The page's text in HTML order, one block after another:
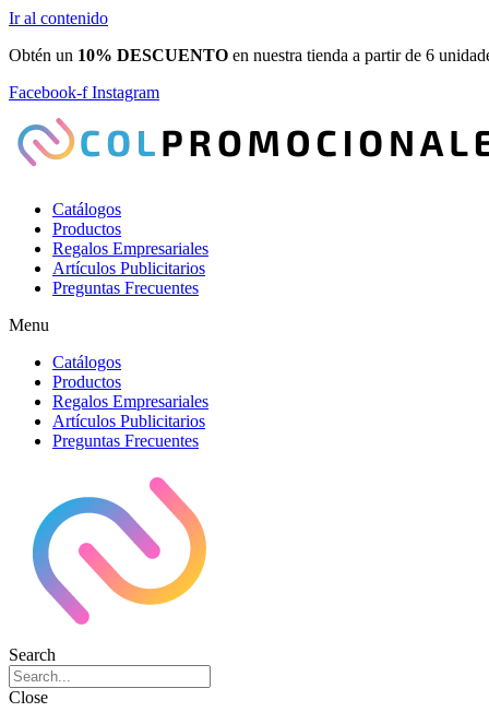
Ir al contenido
Obtén un 10% DESCUENTO en nuestra tienda a partir de 6
Facebook-f Instagram
Catálogos
Productos
Regalos Empresariales
Artículos Publicitarios
Preguntas Frecuentes
Menu
Catálogos
Productos
Regalos Empresariales
Artículos Publicitarios
Preguntas Frecuentes
Search
Close